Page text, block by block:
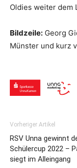
Oldies weiter
Bildzeile: Georg
Münster und kurz
Vorheriger Artikel
RSV Unna gewinnt
Schülercup 2022 –
siegt im Alleingang